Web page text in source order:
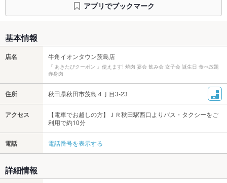
アプリでブックマーク
基本情報
店名 牛角イオンタウン茨島店
『 あきたびクーポン 』使えます! 焼肉 宴会 飲み会 女子会 誕生日 食べ放題
赤身肉
住所 秋田県秋田市茨島４丁目3-23
アクセス
【電車でお越しの方】ＪＲ秋田駅西口よりバス・タクシーをご
利用で約10分
電話 電話番号を表示する
詳細情報